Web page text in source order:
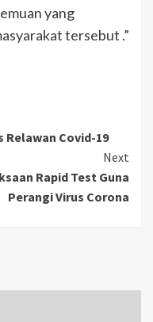
yang
tersebut .”
Relawan Covid-19
Next
Rapid Test Guna
Perangi Virus Corona